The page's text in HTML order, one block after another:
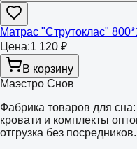
Матрас "Струтоклас"
Цена:1 120 ₽
В корзину
Маэстро Снов
Фабрика товаров для
кровати и комплекты
отгрузка без посредников.